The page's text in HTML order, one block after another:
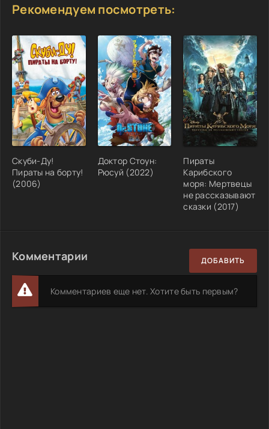
Рекомендуем посмотреть:
Скуби-Ду!
Пираты на борту!
(2006)
Доктор Стоун:
Рюсуй (2022)
Пираты
Карибского
моря: Мертвецы
не рассказывают
сказки (2017)
Комментарии ДОБАВИТЬ
Комментариев еще нет. Хотите быть первым?